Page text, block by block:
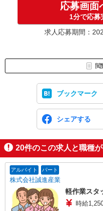
応募⇒最短で2日後からの勤務
応募画面
1分で応募
求人応募期間：
閲
ブックマーク
シェアする
20件のこの求人と職種
アルバイト パート
株式会社誠進産業
軽作業スタ
時給